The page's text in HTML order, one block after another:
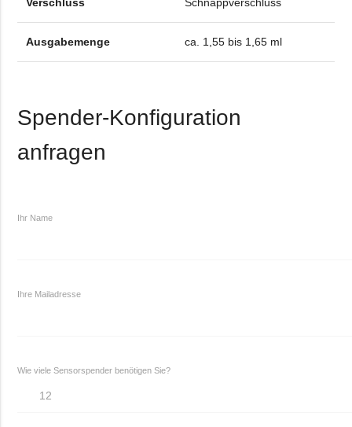
Ausgabemenge ca. 1,55 bis 1,65 ml
Spender-Konfiguration
anfragen
Ihr Name
Ihre Mailadresse
Wie viele Sensorspender benötigen Sie?